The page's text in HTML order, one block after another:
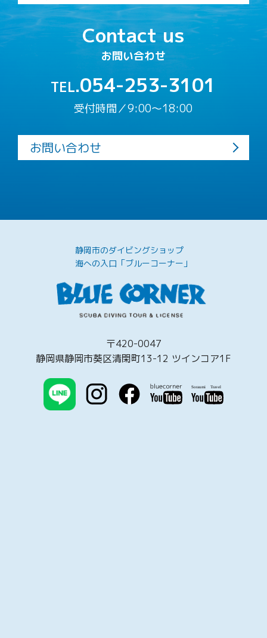
Contact us
お問い合わせ
TEL.054-253-3101
受付時間／9:00〜18:00
お問い合わせ
静岡市のダイビングショップ
海への入口「ブルーコーナー」
〒420-0047
静岡県静岡市葵区清閑町13-12 ツインコア1F